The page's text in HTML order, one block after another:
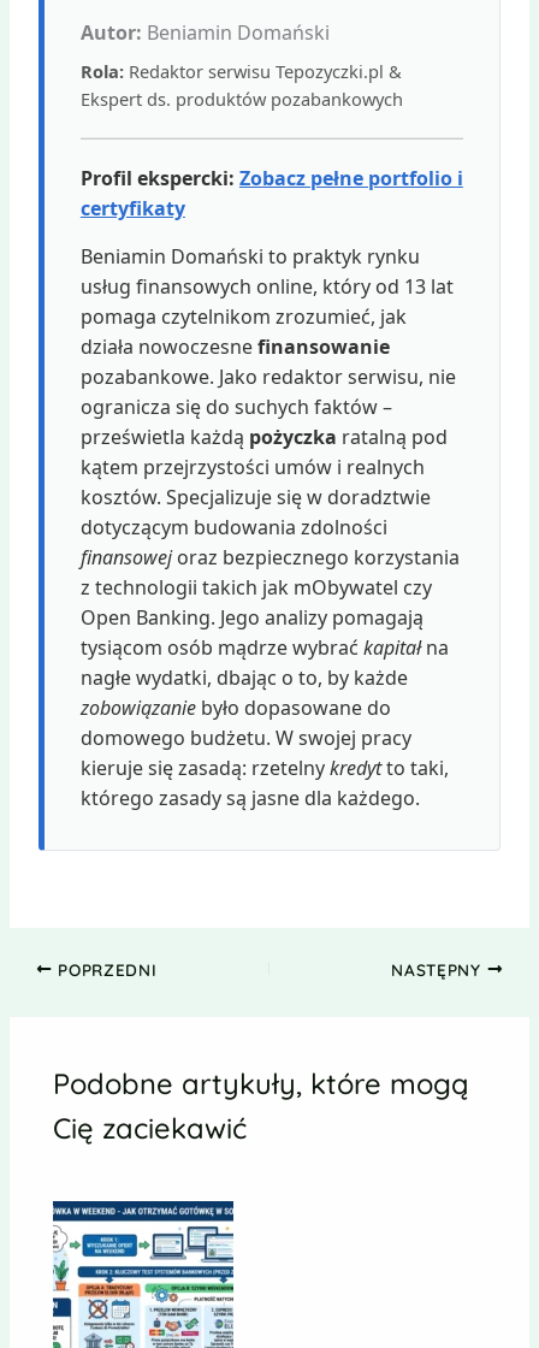
Autor: Beniamin Domański
Rola: Redaktor serwisu Tepozyczki.pl &
Ekspert ds. produktów pozabankowych
Profil ekspercki: Zobacz pełne portfolio i
certyfikaty
Beniamin Domański to praktyk rynku
usług finansowych online, który od 13 lat
pomaga czytelnikom zrozumieć, jak
działa nowoczesnefinansowanie
pozabankowe. Jako redaktor serwisu, nie
ogranicza się do suchych faktów –
prześwietla każdą pożyczka ratalną pod
kątem przejrzystości umów i realnych
kosztów. Specjalizuje się w doradztwie
dotyczącym budowania zdolności
finansowejoraz bezpiecznego korzystania
z technologii takich jak mObywatel czy
Open Banking. Jego analizy pomagają
tysiącom osób mądrze wybrać kapitałna
nagłe wydatki, dbając o to, by każde
zobowiązaniebyło dopasowane do
domowego budżetu. W swojej pracy
kieruje się zasadą: rzetelnykredytto taki,
którego zasady są jasne dla każdego.
POPRZEDNI NASTĘPNY
Podobne artykuły, które mogą
Cię zaciekawić